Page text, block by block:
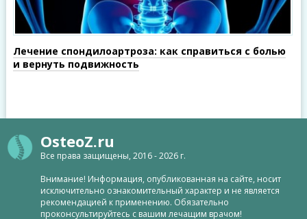
Лечение спондилоартроза: как справиться с болью
и вернуть подвижность
OsteoZ.ru
Все права защищены, 2016 - 2026 г.
Внимание! Информация, опубликованная на сайте, носит
исключительно ознакомительный характер и не является
рекомендацией к применению. Обязательно
проконсультируйтесь с вашим лечащим врачом!